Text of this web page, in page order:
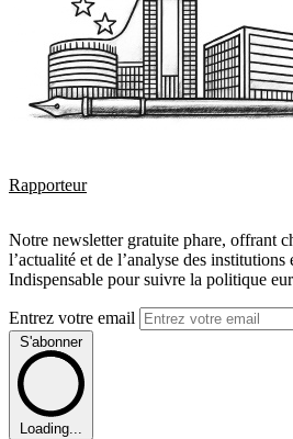
Rapporteur
Notre newsletter gratuite phare, offrant
l’actualité et de l’analyse des institutions
Indispensable pour suivre la politique
Entrez votre email
S'abonner
Loading...